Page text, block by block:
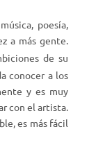
poesía,
a más gente.
de su
conocer a los
y es muy
con el artista.
es más fácil